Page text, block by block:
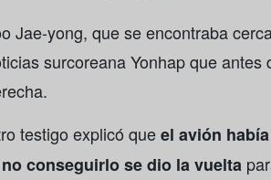
Jae-yong, que se encontraba
surcoreana Yonhap que
testigo explicó queel avión
conseguirlo se dio la vuelta